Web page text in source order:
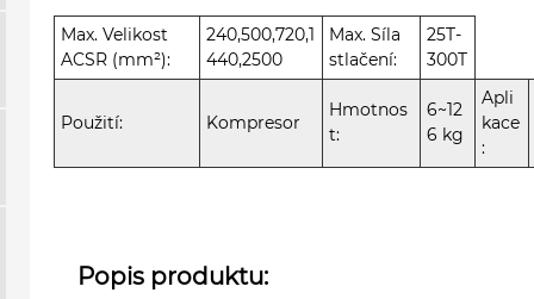
Max. Velikost
ACSR (mm²):
240,500,720,1
440,2500
Max. Síla
stlačení:
25T-
300T
Použití: Kompresor
Hmotnos
t:
6~12
6 kg
Apli
kace
:
Popis produktu: